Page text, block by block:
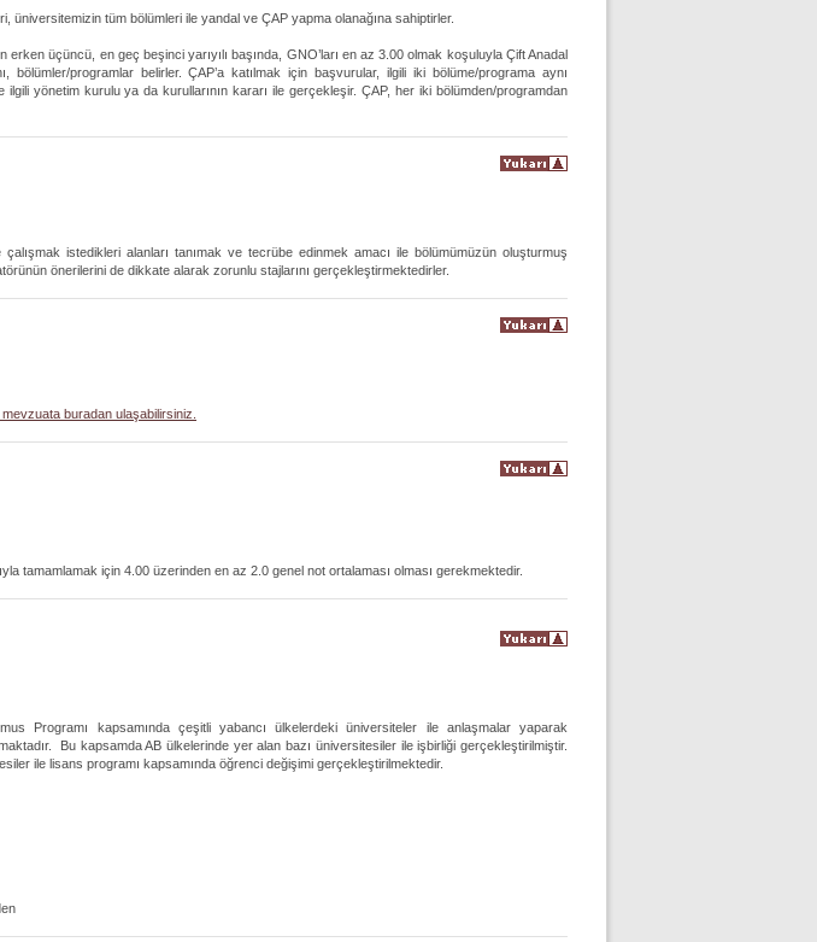
üniversitemizin tüm bölümleri ile yandal ve ÇAP yapma olanağına sahiptirler.
üçüncü, en geç beşinci yarıyılı başında, GNO’ları en az 3.00 olmak koşuluyla Çift Anadal
bölümler/programlar belirler. ÇAP’a katılmak için başvurular, ilgili iki bölüme/programa aynı
ilgili yönetim kurulu ya da kurullarının kararı ile gerçekleşir. ÇAP, her iki bölümden/programdan
istedikleri alanları tanımak ve tecrübe edinmek amacı ile bölümümüzün oluşturmuş
önerilerini de dikkate alarak zorunlu stajlarını gerçekleştirmektedirler.
buradan ulaşabilirsiniz.
tamamlamak için 4.00 üzerinden en az 2.0 genel not ortalaması olması gerekmektedir.
Programı kapsamında çeşitli yabancı ülkelerdeki üniversiteler ile anlaşmalar yaparak
Bu kapsamda AB ülkelerinde yer alan bazı üniversitesiler ile işbirliği gerçekleştirilmiştir.
ile lisans programı kapsamında öğrenci değişimi gerçekleştirilmektedir.